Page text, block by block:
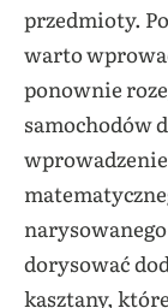
przedmioty.
warto
ponownie
samochodów
dorysować
kasztany,